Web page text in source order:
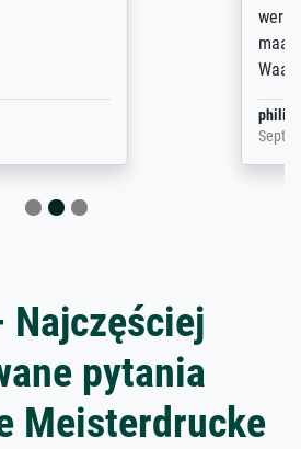
Najczęściej
pytania
Meisterdrucke